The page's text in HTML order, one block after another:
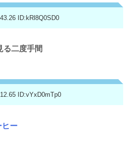
ID:kRl8Q0SD0
る二度手間
ID:vYxD0mTp0
ヒー